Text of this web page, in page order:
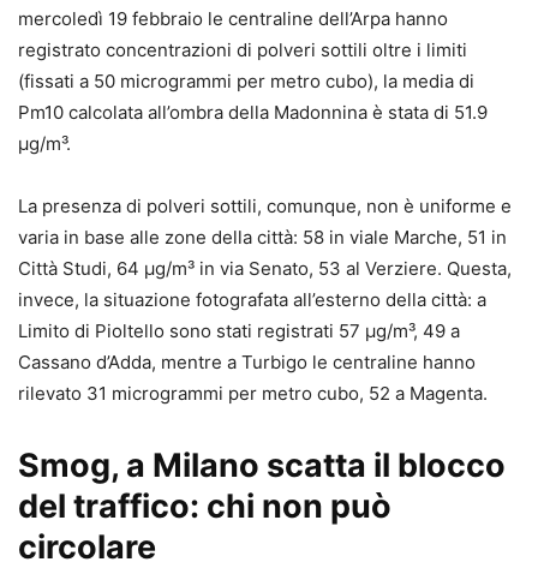
mercoledì 19 febbraio le centraline dell’Arpa hanno
registrato concentrazioni di polveri sottili oltre i limiti
(fissati a 50 microgrammi per metro cubo), la media di
Pm10 calcolata all’ombra della Madonnina è stata di 51.9
µg/m³.
La presenza di polveri sottili, comunque, non è uniforme e
varia in base alle zone della città: 58 in viale Marche, 51 in
Città Studi, 64 µg/m³ in via Senato, 53 al Verziere. Questa,
invece, la situazione fotografata all’esterno della città: a
Limito di Pioltello sono stati registrati 57 µg/m³, 49 a
Cassano d’Adda, mentre a Turbigo le centraline hanno
rilevato 31 microgrammi per metro cubo, 52 a Magenta.
Smog, a Milano scatta il blocco
del traffico: chi non può
circolare